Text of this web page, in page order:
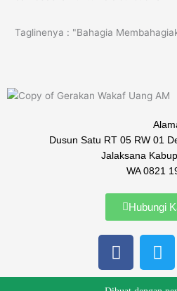
Taglinenya : "Bahagia
Dusun Satu RT 05 RW 01
Jalaksana
WA 0821
Hubungi
F
a
c
T
w
i